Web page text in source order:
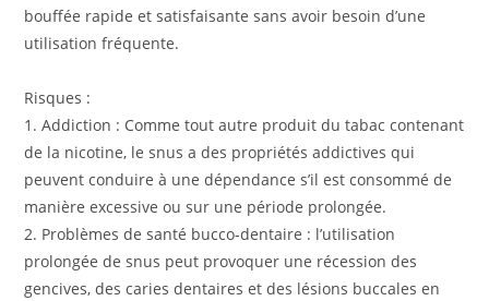
bouffée rapide et satisfaisante sans avoir besoin d’une
utilisation fréquente.
Risques :
1. Addiction : Comme tout autre produit du tabac contenant
de la nicotine, le snus a des propriétés addictives qui
peuvent conduire à une dépendance s’il est consommé de
manière excessive ou sur une période prolongée.
2. Problèmes de santé bucco-dentaire : l’utilisation
prolongée de snus peut provoquer une récession des
gencives, des caries dentaires et des lésions buccales en